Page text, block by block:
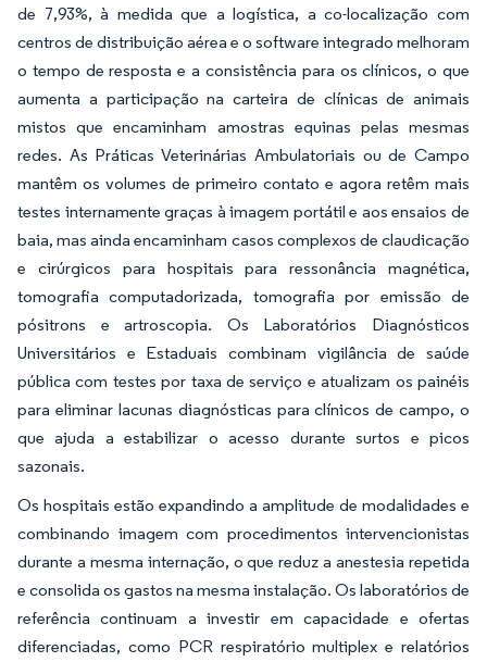
de 7,93%, à medida que a logística, a co-localização com
centros de distribuição aérea e o software integrado melhoram
o tempo de resposta e a consistência para os clínicos, o que
aumenta a participação na carteira de clínicas de animais
mistos que encaminham amostras equinas pelas mesmas
redes. As Práticas Veterinárias Ambulatoriais ou de Campo
mantêm os volumes de primeiro contato e agora retêm mais
testes internamente graças à imagem portátil e aos ensaios de
baia, mas ainda encaminham casos complexos de claudicação
e cirúrgicos para hospitais para ressonância magnética,
tomografia computadorizada, tomografia por emissão de
pósitrons e artroscopia. Os Laboratórios Diagnósticos
Universitários e Estaduais combinam vigilância de saúde
pública com testes por taxa de serviço e atualizam os painéis
para eliminar lacunas diagnósticas para clínicos de campo, o
que ajuda a estabilizar o acesso durante surtos e picos
sazonais.
Os hospitais estão expandindo a amplitude de modalidades e
combinando imagem com procedimentos intervencionistas
durante a mesma internação, o que reduz a anestesia repetida
e consolida os gastos na mesma instalação. Os laboratórios de
referência continuam a investir em capacidade e ofertas
diferenciadas, como PCR respiratório multiplex e relatórios